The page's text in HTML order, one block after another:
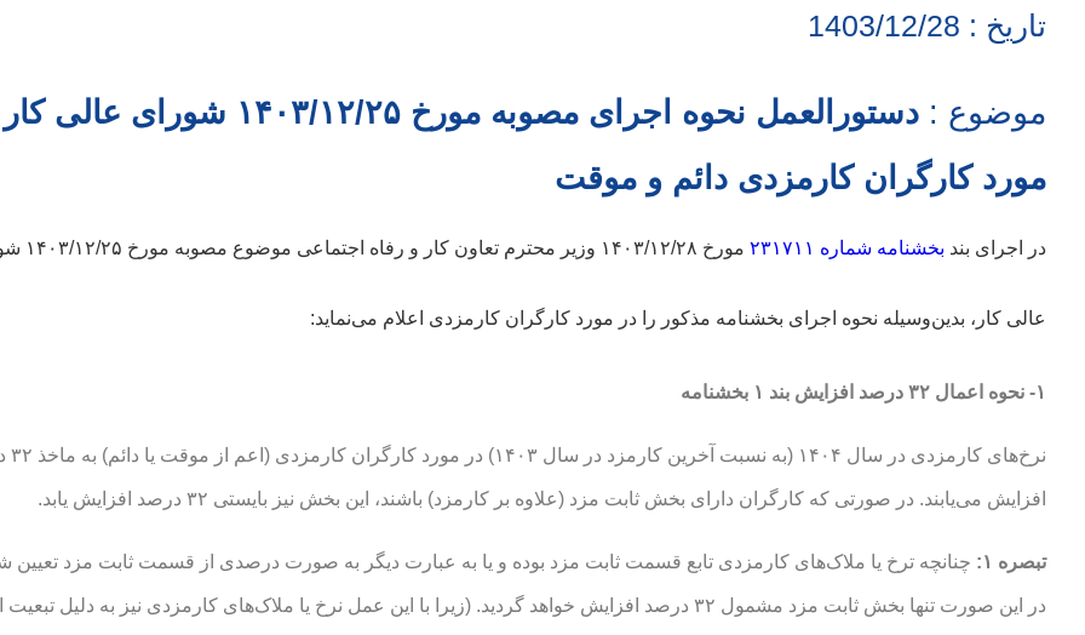
تاریخ : 1403/12/28
موضوع :
دستورالعمل نحوه اجرای مصوبه مورخ ۱۴۰۳/۱۲/۲۵ شورای
مورد کارگران کارمزدی دائم و موقت
در اجرای بند بخشنامه شماره ۲۳۱۷۱۱ مورخ ۱۴۰۳/۱۲/۲۸ وزیر
عالی کار، بدین‌وسیله نحوه اجرای بخشنامه مذکور را در مورد کارگران کارمزدی اعلام می‌نماید:
۱- نحوه اعمال ۳۲ درصد افزایش بند ۱ بخشنامه
نرخ‌های
افزایش می‌یابند. در صورتی که کارگران دارای بخش ثابت مزد (علاوه بر کارمزد) باشند، این بخش نیز بایستی ۳۲ درصد افزایش یابد.
تبصره ۱: چنانچه ترخ یا ملاک‌های کارمزدی تابع قسمت ثابت مزد بوده و یا به عبارت دیگر به صورت درصدی از قسمت ثابت مزد تعیین
در این صورت تنها بخش ثابت مزد مشمول ۳۲ درصد افزایش خواهد گردید. (زیرا با این عمل نرخ یا ملاک‌های کارمزدی نیز به دلیل